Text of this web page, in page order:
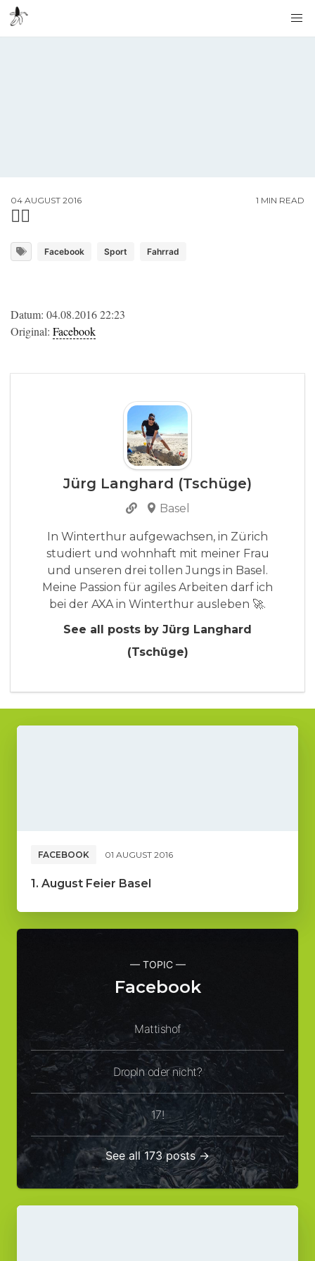
04 AUGUST 2016 1 MIN READ
🚴‍♂️
Facebook Sport Fahrrad
Datum: 04.08.2016 22:23
Original: Facebook
Jürg Langhard (Tschüge)
Basel
In Winterthur aufgewachsen, in Zürich
studiert und wohnhaft mit meiner Frau
und unseren drei tollen Jungs in Basel.
Meine Passion für agiles Arbeiten darf ich
bei der AXA in Winterthur ausleben 🚀.
See all posts by Jürg Langhard
(Tschüge)
FACEBOOK 01 AUGUST 2016
1. August Feier Basel
— TOPIC —
Facebook
Mattishof
DropIn oder nicht?
17!
See all 173 posts →